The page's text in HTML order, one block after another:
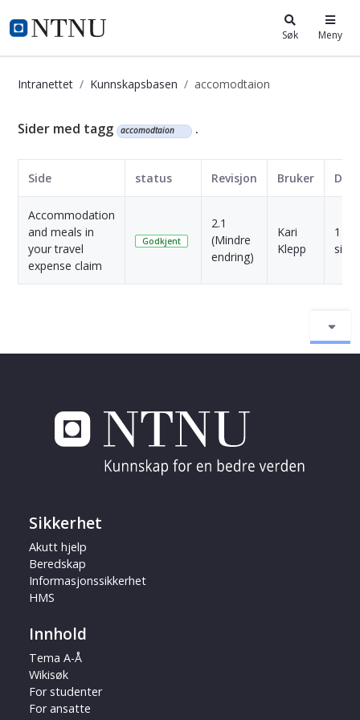
i.ntnu.no Søk Meny
Intranettet Kunnskapsbasen accomodtaion
Kunnskapsbasen
Sider med tagg accomodtaion .
Side status Revisjon Bruker
Accommodation
and meals in
your travel
expense claim
Godkjent
2.1
(Mindre
endring)
Kari
Klepp
1 År
Sikkerhet
Akutt hjelp
Beredskap
Informasjonssikkerhet
HMS
Innhold
Tema A-Å
Wikisøk
For studenter
For ansatte